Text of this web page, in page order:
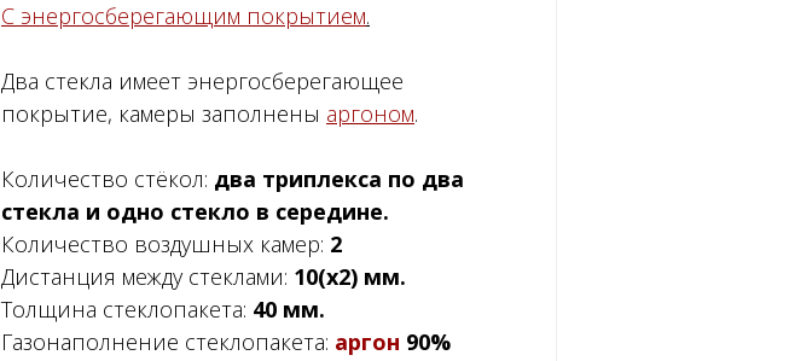
С энергосберегающим покрытием.
Два стекла имеет энергосберегающее
покрытие, камеры заполнены аргоном.
Количество стёкол: два триплекса по два
стекла и одно стекло в середине.
Количество воздушных камер: 2
Дистанция между стеклами: 10(x2) мм.
Толщина стеклопакета: 40 мм.
Газонаполнение стеклопакета: аргон 90%